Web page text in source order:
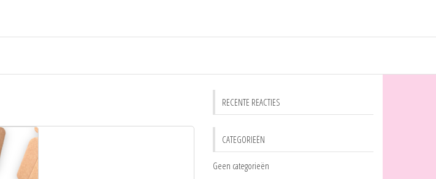
RECENTE REACTIES
CATEGORIEËN
Geen categorieën